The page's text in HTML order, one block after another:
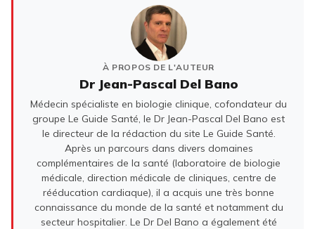
À PROPOS DE L'AUTEUR
Dr Jean-Pascal Del Bano
Médecin spécialiste en biologie clinique, cofondateur du
groupe Le Guide Santé, le Dr Jean-Pascal Del Bano est
le directeur de la rédaction du site Le Guide Santé.
Après un parcours dans divers domaines
complémentaires de la santé (laboratoire de biologie
médicale, direction médicale de cliniques, centre de
rééducation cardiaque), il a acquis une très bonne
connaissance du monde de la santé et notamment du
secteur hospitalier. Le Dr Del Bano a également été